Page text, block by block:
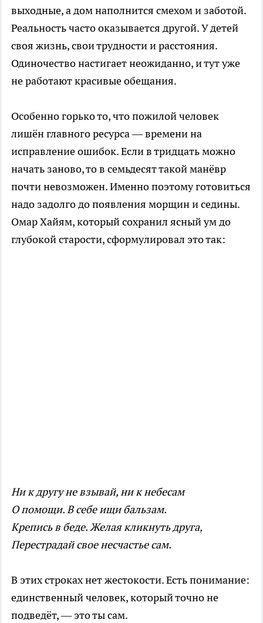
выходные, а дом наполнится смехом и заботой.
Реальность часто оказывается другой. У детей
своя жизнь, свои трудности и расстояния.
Одиночество настигает неожиданно, и тут уже
не работают красивые обещания.
Особенно горько то, что пожилой человек
лишён главного ресурса — времени на
исправление ошибок. Если в тридцать можно
начать заново, то в семьдесят такой манёвр
почти невозможен. Именно поэтому готовиться
надо задолго до появления морщин и седины.
Омар Хайям, который сохранил ясный ум до
глубокой старости, сформулировал это так:
Ни к другу не взывай, ни к небесам
О помощи. В себе ищи бальзам.
Крепись в беде. Желая кликнуть друга,
Перестрадай свое несчастье сам.
В этих строках нет жестокости. Есть понимание:
единственный человек, который точно не
подведёт, — это ты сам.